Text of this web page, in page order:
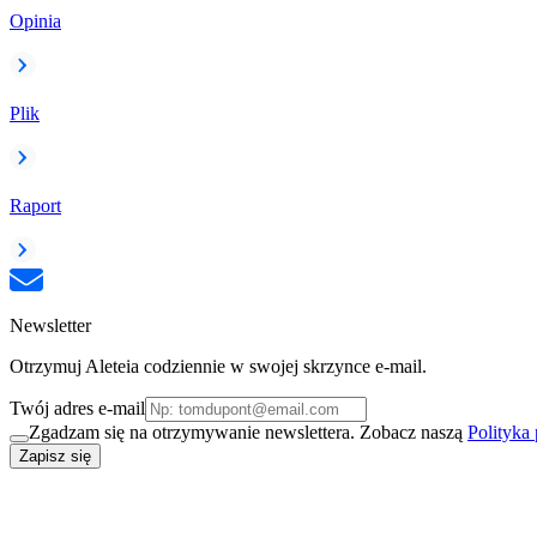
Opinia
Plik
Raport
Newsletter
Otrzymuj Aleteia codziennie w swojej skrzynce e-mail.
Twój adres e-mail
Zgadzam się na otrzymywanie newslettera. Zobacz naszą Polityka
Zapisz się